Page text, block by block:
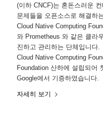
(이하 CNCF)는 혼돈스러운
문제들을 오픈소스로 해결하
Cloud Native Computing
와 Prometheus 와 같은 클라
진하고 관리하는 단체입니다.
Cloud Native Computing
Foundation 산하에 설립되어
Google에서 기증하였습니다.
자세히 보기